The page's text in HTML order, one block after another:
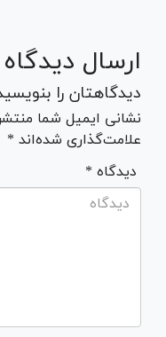
ارسال دیدگاه
دیدگاهتان را
نشانی ایمیل شما
علامت‌گذاری شده‌اند *
* دیدگاه